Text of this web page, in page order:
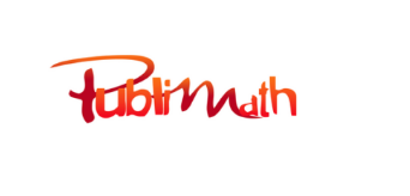
contenuPublimath